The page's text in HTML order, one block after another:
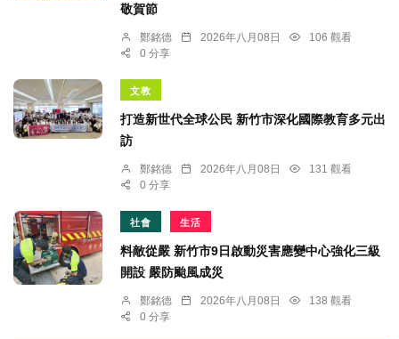
敬賀節
鄭銘德 2026年八月08日
106 觀看
0 分享
文教
打造新世代全球公民 新竹市深化國際教育多元出
訪
鄭銘德 2026年八月08日
131 觀看
0 分享
社會 生活
料敵從嚴 新竹市9日啟動災害應變中心強化三級
開設 嚴防颱風成災
鄭銘德 2026年八月08日
138 觀看
0 分享